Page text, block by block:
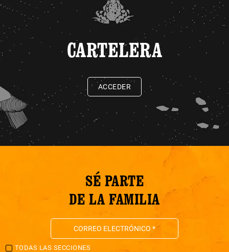
CARTELERA
ACCEDER
SÉ PARTE
DE LA FAMILIA
TODAS LAS SECCIONES